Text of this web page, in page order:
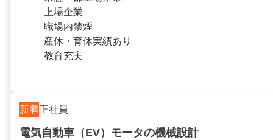
上場企業
職場内禁煙
産休・育休実績あり
教育充実
新着正社員
電気自動車（EV）モータの機械設計